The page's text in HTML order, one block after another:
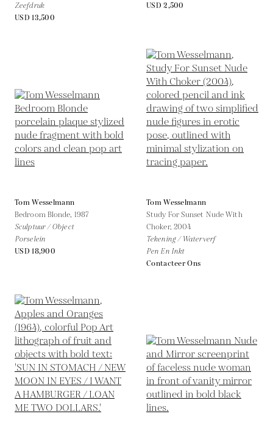
Zeefdruk
USD 13,500
USD 2,500
Tom Wesselmann
Bedroom Blonde, 1987
Sculptuur / Object
Porselein
USD 18,900
Tom Wesselmann
Study For Sunset Nude With
Choker, 2004
Tekening / Waterverf
Pen En Inkt
Contacteer Ons